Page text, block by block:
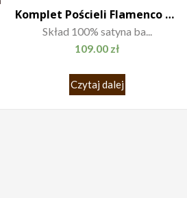
Komplet Pościeli Flamenco 220×200
Skład 100% satyna ba...
109.00 zł
Czytaj dalej